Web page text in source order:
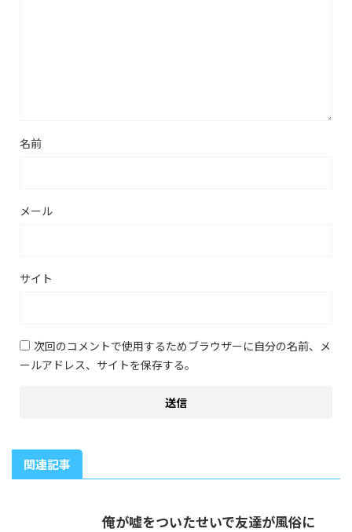
名前
メール
サイト
次回のコメントで使用するためブラウザーに自分の名前、メ
ールアドレス、サイトを保存する。
関連記事
俺が嘘をついたせいで友達が風俗に